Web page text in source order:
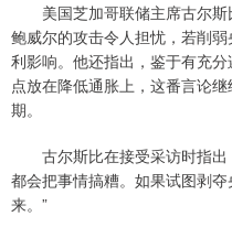
美国芝加哥联储主席古尔斯
鲍威尔的攻击令人担忧，若削
利影响。他还指出，鉴于有充
点放在降低通胀上，这番言论
期。
古尔斯比在接受采访时指出
都会把事情搞糟。如果试图剥
来。”